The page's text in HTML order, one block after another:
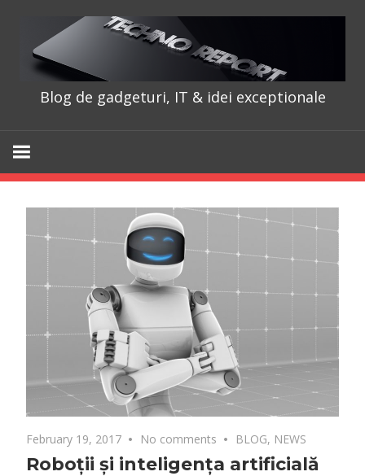
content
Blog de gadgeturi, IT & idei exceptionale
February 19, 2017 No comments BLOG, NEWS
Roboții și inteligența artificială